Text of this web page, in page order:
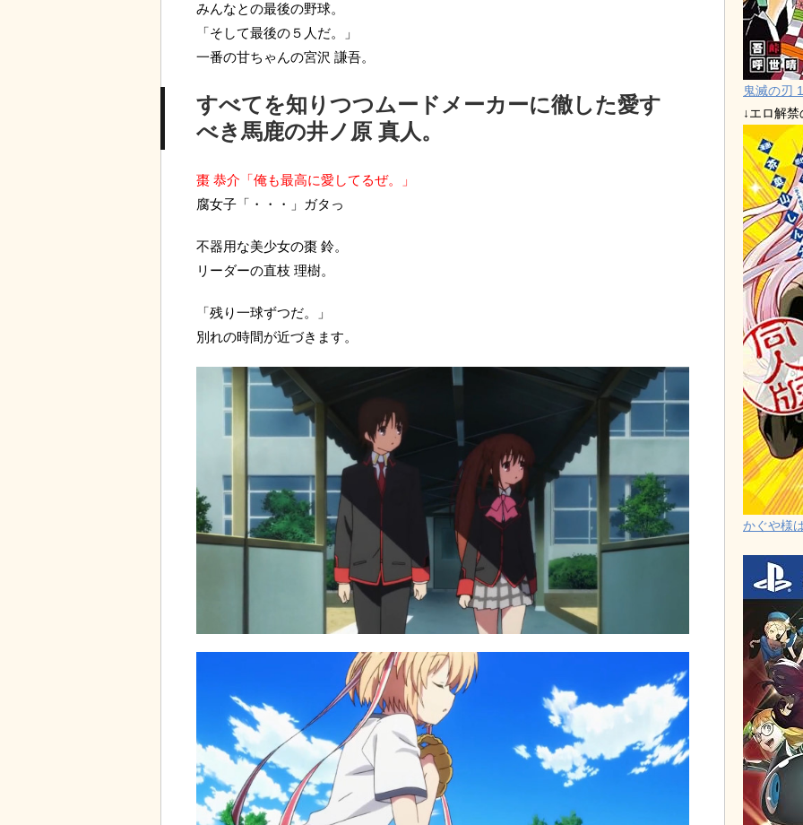
みんなとの最後の野球。
「そして最後の５人だ。」
一番の甘ちゃんの宮沢 謙吾。
すべてを知りつつムードメーカーに徹した愛す
べき馬鹿の井ノ原 真人。
棗 恭介「俺も最高に愛してるぜ。」
腐女子「・・・」ガタっ
不器用な美少女の棗 鈴。
リーダーの直枝 理樹。
「残り一球ずつだ。」
別れの時間が近づきます。
鬼滅の刃
↓エロ解
かぐや様